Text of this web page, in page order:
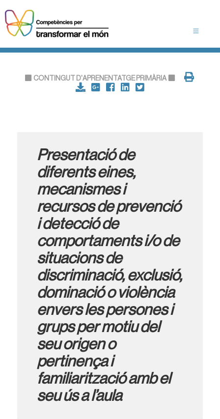
CONTINGUT D'APRENENTATGE PRIMÀRIA
Presentació de
diferents eines,
mecanismes i
recursos de prevenció
i detecció de
comportaments i/o de
situacions de
discriminació, exclusió,
dominació o violència
envers les persones i
grups per motiu del
seu origen o
pertinença i
familiarització amb el
seu ús a l’aula